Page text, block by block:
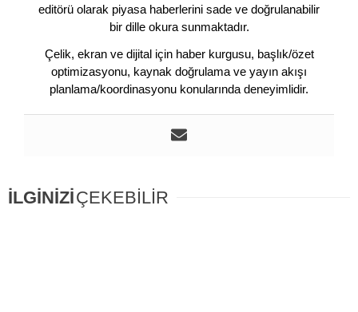
editörü olarak piyasa haberlerini sade ve doğrulanabilir
bir dille okura sunmaktadır.
Çelik, ekran ve dijital için haber kurgusu, başlık/özet
optimizasyonu, kaynak doğrulama ve yayın akışı
planlama/koordinasyonu konularında deneyimlidir.
İLGİNİZİÇEKEBİLİR